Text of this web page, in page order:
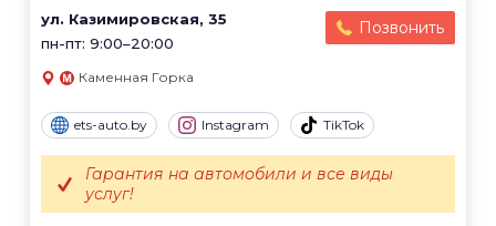
ул. Казимировская, 35
пн-пт: 9:00–20:00
Позвонить
Каменная Горка
ets-auto.by Instagram TikTok
Гарантия на автомобили и все виды
услуг!